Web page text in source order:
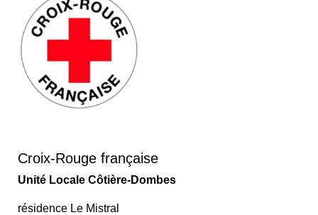
Croix-Rouge française
Unité Locale Côtière-Dombes
résidence Le Mistral